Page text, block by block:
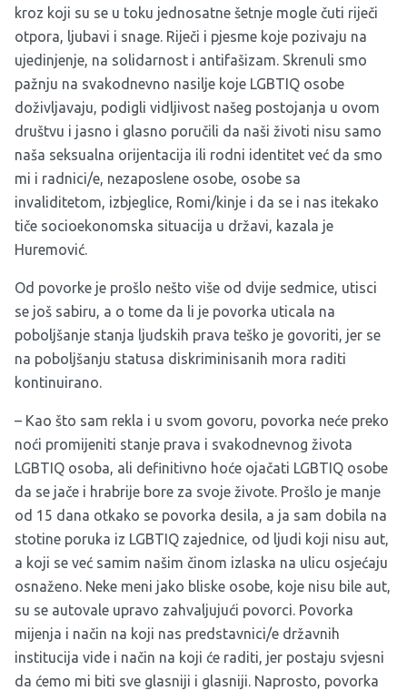
kroz koji su se u toku jednosatne šetnje mogle čuti riječi
otpora, ljubavi i snage. Riječi i pjesme koje pozivaju na
ujedinjenje, na solidarnost i antifašizam. Skrenuli smo
pažnju na svakodnevno nasilje koje LGBTIQ osobe
doživljavaju, podigli vidljivost našeg postojanja u ovom
društvu i jasno i glasno poručili da naši životi nisu samo
naša seksualna orijentacija ili rodni identitet već da smo
mi i radnici/e, nezaposlene osobe, osobe sa
invaliditetom, izbjeglice, Romi/kinje i da se i nas itekako
tiče socioekonomska situacija u državi, kazala je
Huremović.
Od povorke je prošlo nešto više od dvije sedmice, utisci
se još sabiru, a o tome da li je povorka uticala na
poboljšanje stanja ljudskih prava teško je govoriti, jer se
na poboljšanju statusa diskriminisanih mora raditi
kontinuirano.
– Kao što sam rekla i u svom govoru, povorka neće preko
noći promijeniti stanje prava i svakodnevnog života
LGBTIQ osoba, ali definitivno hoće ojačati LGBTIQ osobe
da se jače i hrabrije bore za svoje živote. Prošlo je manje
od 15 dana otkako se povorka desila, a ja sam dobila na
stotine poruka iz LGBTIQ zajednice, od ljudi koji nisu aut,
a koji se već samim našim činom izlaska na ulicu osjećaju
osnaženo. Neke meni jako bliske osobe, koje nisu bile aut,
su se autovale upravo zahvaljujući povorci. Povorka
mijenja i način na koji nas predstavnici/e državnih
institucija vide i način na koji će raditi, jer postaju svjesni
da ćemo mi biti sve glasniji i glasniji. Naprosto, povorka